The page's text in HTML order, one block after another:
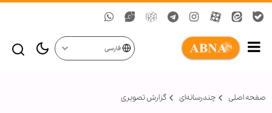
فارسی
صفحه اصلی چندرسانه‌ای گزارش تصويری